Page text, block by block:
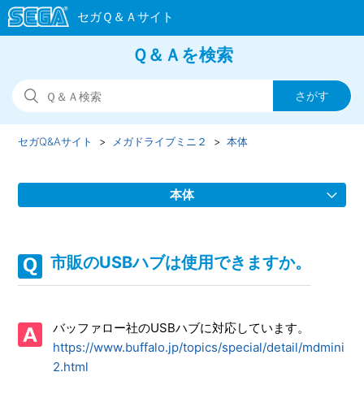
Ｑ＆Ａを検索
セガQ&Aサイト メガドライブミニ２ 本体
本体
メガドライブミニで使用していたACアダプターは使用でき
推奨のACアダプター、USBハブはありますか。
テレビについているUSB端子に接続して動作しますか。 市
市販のUSBハブは使用できますか。
バッファロー社のUSBハブに対応しています。
https://www.buffalo.jp/topics/special/detail/mdmini
2.html